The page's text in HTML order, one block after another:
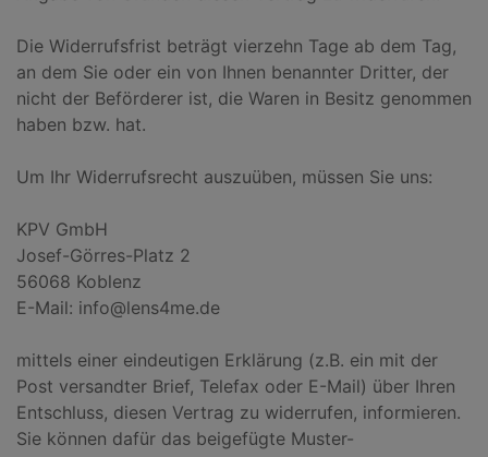
Die Widerrufsfrist beträgt vierzehn Tage ab dem Tag,
an dem Sie oder ein von Ihnen benannter Dritter, der
nicht der Beförderer ist, die Waren in Besitz genommen
haben bzw. hat.
Um Ihr Widerrufsrecht auszuüben, müssen Sie uns:
KPV GmbH
Josef-Görres-Platz 2
56068 Koblenz
E-Mail: info@lens4me.de
mittels einer eindeutigen Erklärung (z.B. ein mit der
Post versandter Brief, Telefax oder E-Mail) über Ihren
Entschluss, diesen Vertrag zu widerrufen, informieren.
Sie können dafür das beigefügte Muster-